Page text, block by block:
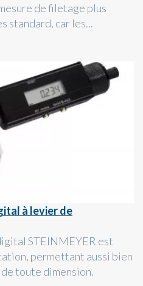
de filetage plus
standard, car les...
à levier de
STEINMEYER est
permettant aussi bien
toute dimension.